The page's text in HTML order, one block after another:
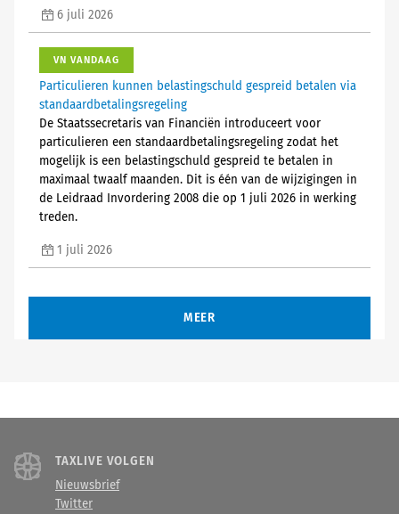
6 juli 2026
VN VANDAAG
Particulieren kunnen belastingschuld gespreid betalen via
standaardbetalingsregeling
De Staatssecretaris van Financiën introduceert voor
particulieren een standaardbetalingsregeling zodat het
mogelijk is een belastingschuld gespreid te betalen in
maximaal twaalf maanden. Dit is één van de wijzigingen in
de Leidraad Invordering 2008 die op 1 juli 2026 in werking
treden.
1 juli 2026
MEER
TAXLIVE VOLGEN
Nieuwsbrief
Twitter